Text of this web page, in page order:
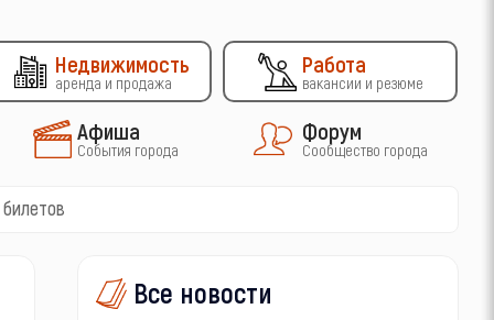
Недвижимость
аренда и продажа
Работа
вакансии и резюме
Афиша
События города
Форум
Сообщество города
Все новости